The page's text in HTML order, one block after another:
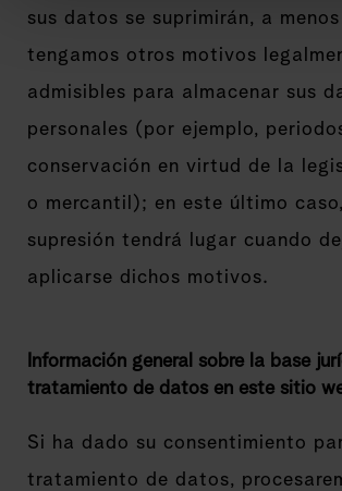
sus datos se suprimirán, a
tengamos otros motivos
admisibles para almacenar sus
personales (por ejemplo,
conservación en virtud de la
o mercantil); en este último
supresión tendrá lugar cuando
aplicarse dichos motivos.
Información general sobre la base
tratamiento de datos en este sitio
Si ha dado su consentimiento
tratamiento de datos,